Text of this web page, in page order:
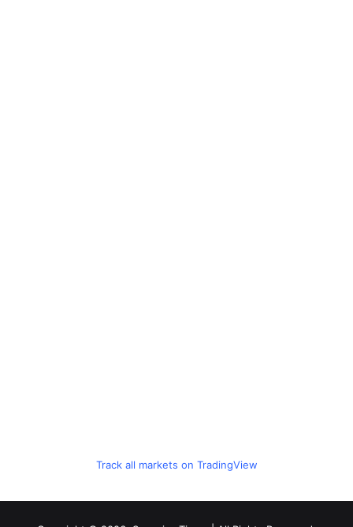
Track all markets on TradingView